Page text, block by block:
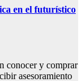
en el futurístico
conocer y comprar
asesoramiento